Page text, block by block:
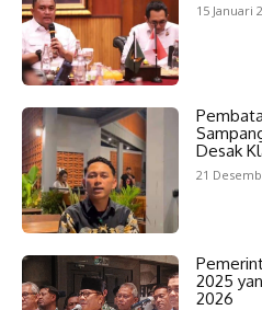
15 Januari
Desak
21
2025
2026